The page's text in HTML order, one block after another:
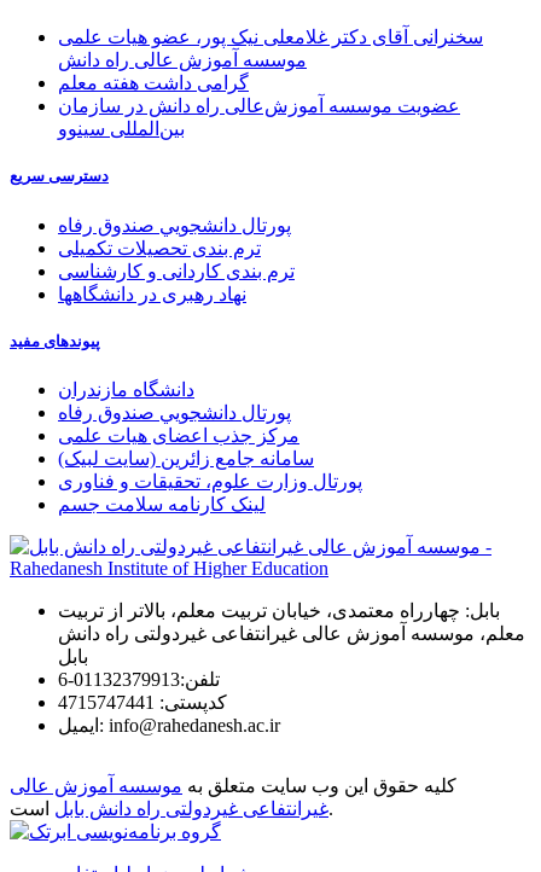
سخنرانی آقای دکتر غلامعلی نیک پور، عضو هیات علمی
موسسه آموزش عالی راه دانش
گرامی داشت هفته معلم
عضویت موسسه آموزش‌عالی راه دانش در سازمان
بین‌المللی سینوو
دسترسی سریع
پورتال دانشجويي صندوق رفاه
ترم بندی تحصیلات تکمیلی
ترم بندی کاردانی و کارشناسی
نهاد رهبری در دانشگاهها
پیوندهای مفید
دانشگاه مازندران
پورتال دانشجويي صندوق رفاه
مرکز جذب اعضای هیات علمی
سامانه جامع زائرین (سایت لبیک)
پورتال وزارت علوم، تحقیقات و فناوری
لینک کارنامه سلامت جسم
بابل: چهارراه معتمدی، خیابان تربیت معلم، بالاتر از تربیت
معلم، موسسه آموزش عالی غیرانتفاعی غیردولتی راه دانش
بابل
تلفن:01132379913-6
كدپستی: 4715747441
ایمیل: info@rahedanesh.ac.ir
کلیه حقوق این وب سایت متعلق به موسسه آموزش عالی
غیرانتفاعی غیردولتی راه دانش بابلاست.